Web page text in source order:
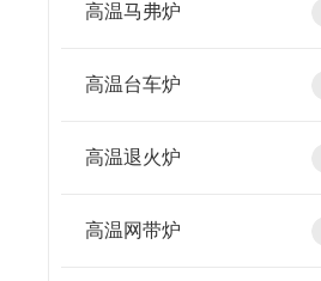
高温马弗炉
高温台车炉
高温退火炉
高温网带炉